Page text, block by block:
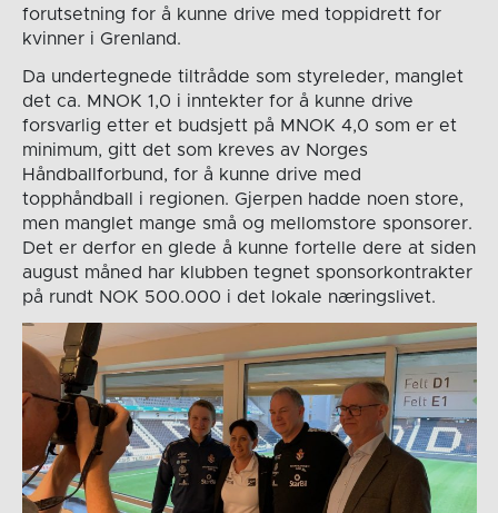
forutsetning for å kunne drive med toppidrett for
kvinner i Grenland.
Da undertegnede tiltrådde som styreleder, manglet
det ca. MNOK 1,0 i inntekter for å kunne drive
forsvarlig etter et budsjett på MNOK 4,0 som er et
minimum, gitt det som kreves av Norges
Håndballforbund, for å kunne drive med
topphåndball i regionen. Gjerpen hadde noen store,
men manglet mange små og mellomstore sponsorer.
Det er derfor en glede å kunne fortelle dere at siden
august måned har klubben tegnet sponsorkontrakter
på rundt NOK 500.000 i det lokale næringslivet.